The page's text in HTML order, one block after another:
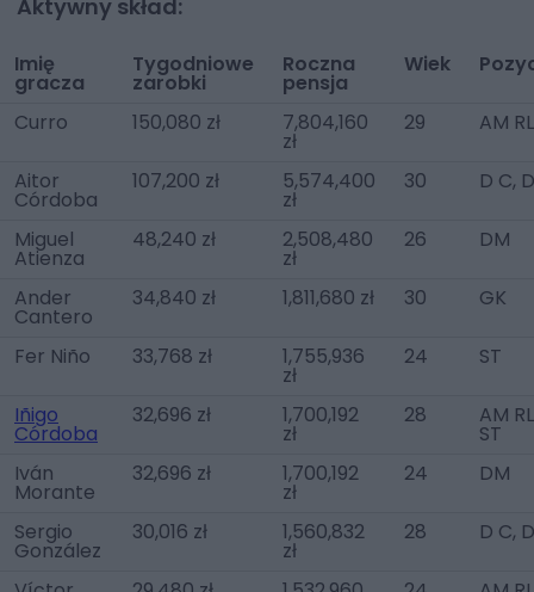
Aktywny skład:
Imię
gracza
Tygodniowe
zarobki
Roczna
pensja
Wiek
Curro 150,080 zł 7,804,160
zł
29 AM
Aitor
Córdoba
107,200 zł 5,574,400
zł
30 D C,
Miguel
Atienza
48,240 zł 2,508,480
zł
26 DM
Ander
Cantero
34,840 zł 1,811,680 zł 30 GK
Fer Niño 33,768 zł 1,755,936
zł
24 ST
Iñigo
Córdoba
32,696 zł 1,700,192
zł
28 AM
ST
Iván
Morante
32,696 zł 1,700,192
zł
24 DM
Sergio
González
30,016 zł 1,560,832
zł
28 D C,